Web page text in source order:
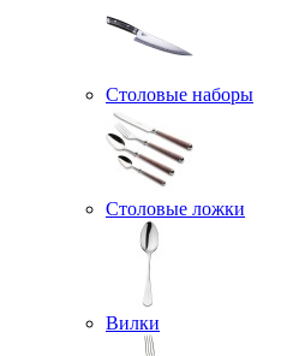
Столовые наборы
Столовые ложки
Вилки